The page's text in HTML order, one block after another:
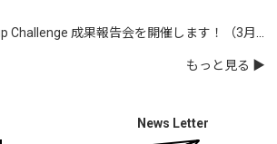
【伊勢市】Ise Startup Challenge 成果報告会を開催します！（3月19日開催）
もっと見る
News Letter